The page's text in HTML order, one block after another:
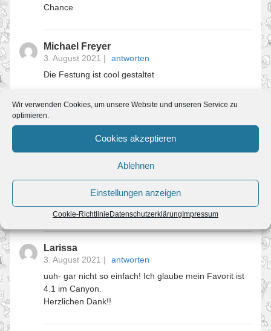
Wir verwenden Cookies, um unsere Website und unseren Service zu
optimieren.
Cookies akzeptieren
Ablehnen
Einstellungen anzeigen
Cookie-RichtlinieDatenschutzerklärungImpressum
Chance
Michael Freyer
3. August 2021 |
antworten
Die Festung ist cool gestaltet
katja arndt
3. August 2021| antworten
Lidia
3. August 2021| antworten
Welt 5 gefällt mir super. Liebe Tropenstrände.
Larissa
3. August 2021 |
antworten
uuh- gar nicht so einfach! Ich glaube mein Favorit ist
4.1 im Canyon.
Herzlichen Dank!!